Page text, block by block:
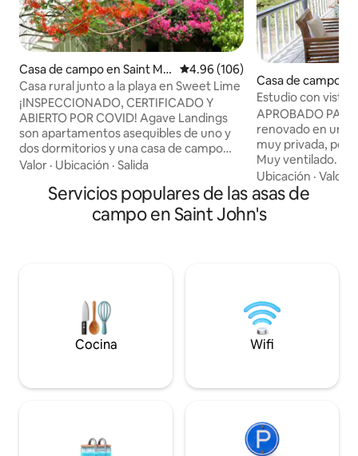
Casa de campo en Saint Ma
ry
Calificación promedio: 4.96 de
4.96 (106)
Casa rural junto a la playa en Sweet Lime
¡INSPECCIONADO, CERTIFICADO Y
ABIERTO POR COVID! Agave Landings
son apartamentos asequibles de uno y
dos dormitorios y una casa de campo
tipo estudio a menos de 165 yardas de
Situados en la costa suroeste de
Antigua, están a pocos minutos de una
gran variedad de restaurantes, tiendas y
relajante para terminar el día con
hermosas puestas de sol y cielos llenos
de estrellas.
Valor · Ubicación · Salida
Casa de campo
arbour
Estudio con vistas
APROBADO
renovado en una
muy privada,
Muy ventilado.
sala de estar,
baño con ducha
cocina tiene
sólido, estufa
Cobbs Cross a
Harbour y los
para 1 o 2
Ubicación ·Valor
Servicios populares de las asas de
campo en Saint John's
Cocina Wifi